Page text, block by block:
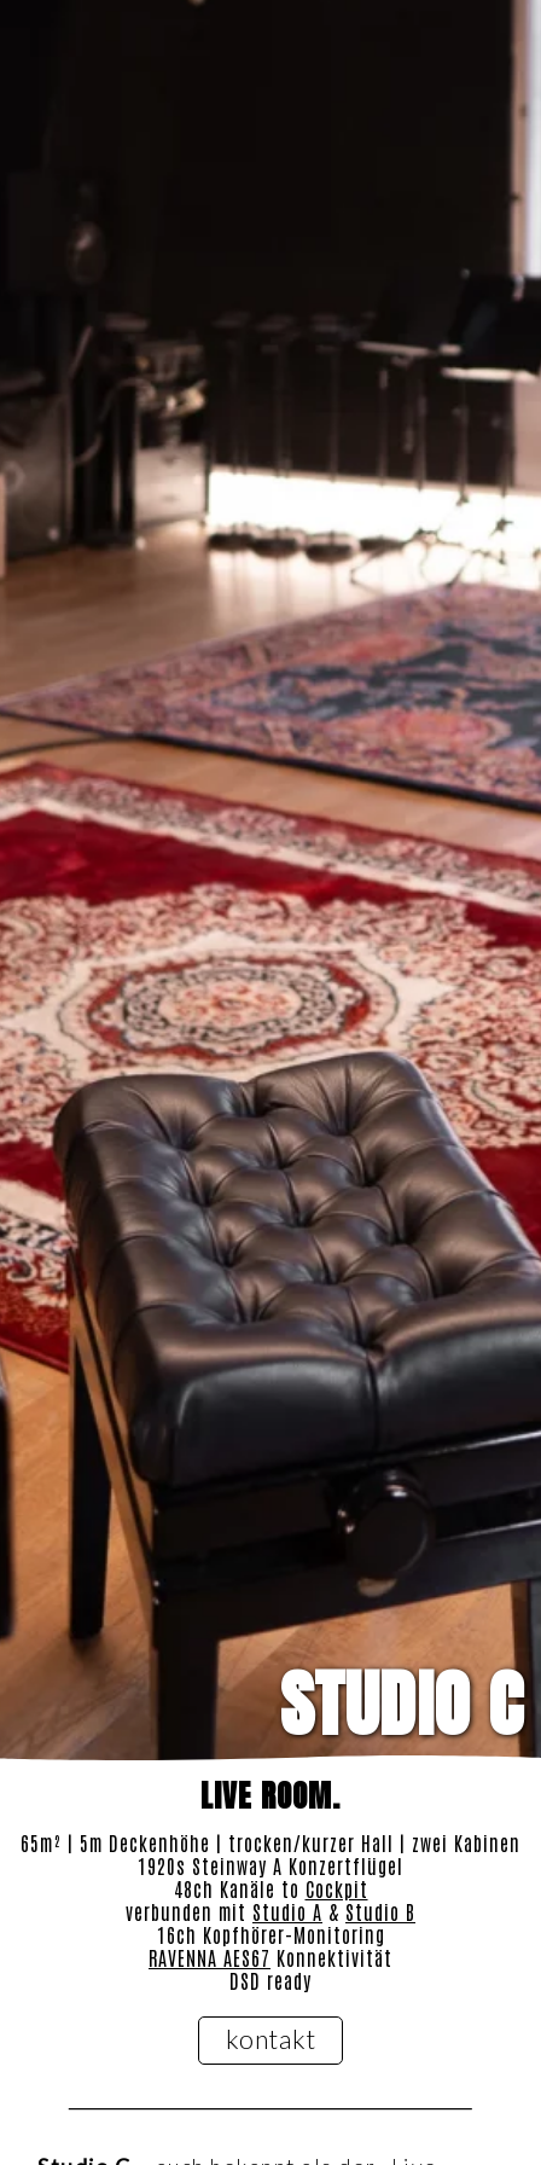
STUDIO C
LIVE ROOM.
65m² | 5m Deckenhöhe | trocken/kurzer Hall | zwei Kabinen
1920s Steinway A Konzertflügel
48ch Kanäle to Cockpit
verbunden mit Studio A & Studio B
16ch Kopfhörer-Monitoring
RAVENNA AES67 Konnektivität
DSD ready
kontakt